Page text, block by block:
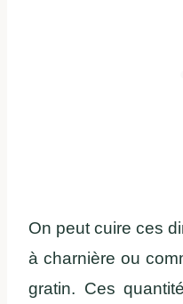
On peut cuire ces
à charnière ou
gratin. Ces